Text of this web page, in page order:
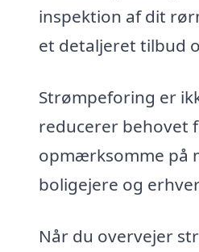
inspektion af dit
et detaljeret tilbud
Strømpeforing er
reducerer behovet
opmærksomme på
boligejere og
Når du overvejer